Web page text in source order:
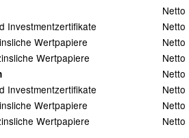
Netto
Investmentzertifikate
Netto
Wertpapiere
Netto
Wertpapiere
Netto
Netto
Investmentzertifikate
Netto
Wertpapiere
Netto
Wertpapiere
Netto